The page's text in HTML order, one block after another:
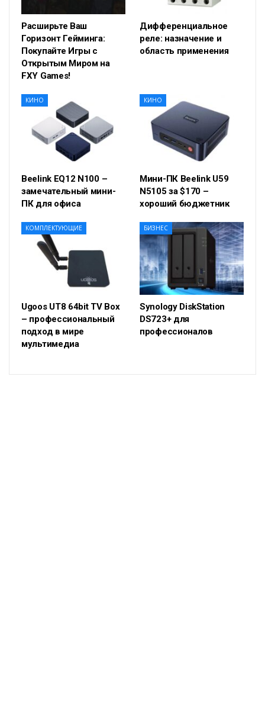
Расширьте Ваш
Горизонт Гейминга:
Покупайте Игры с
Открытым Миром на
FXY Games!
Дифференциальное
реле: назначение и
область применения
КИНО
Beelink EQ12 N100 –
замечательный мини-
ПК для офиса
КИНО
Мини-ПК Beelink U59
N5105 за $170 –
хороший бюджетник
КОМПЛЕКТУЮЩИЕ
Ugoos UT8 64bit TV Box
– профессиональный
подход в мире
мультимедиа
БИЗНЕС
Synology DiskStation
DS723+ для
профессионалов